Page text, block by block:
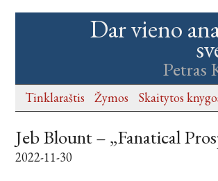
Dar vieno
Petras
Tinklaraštis Žymos Skaitytos
Jeb Blount – „Fanatical
2022-11-30